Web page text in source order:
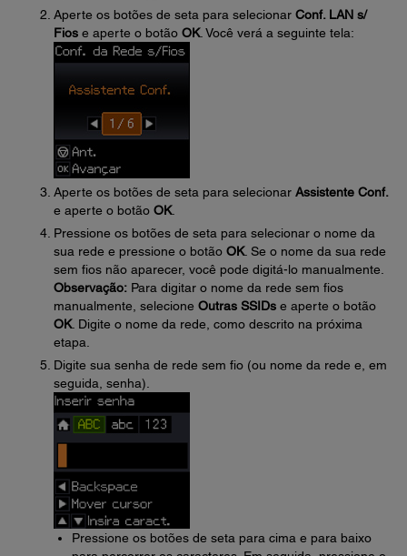
Aperte os botões de seta para selecionar Conf. LAN s/
Fios e aperte o botão OK. Você verá a seguinte tela:
Aperte os botões de seta para selecionar Assistente Conf.
e aperte o botão OK.
Pressione os botões de seta para selecionar o nome da
sua rede e pressione o botão OK. Se o nome da sua rede
sem fios não aparecer, você pode digitá-lo manualmente.
Observação: Para digitar o nome da rede sem fios
manualmente, selecione Outras SSIDs e aperte o botão
OK. Digite o nome da rede, como descrito na próxima
etapa.
Digite sua senha de rede sem fio (ou nome da rede e, em
seguida, senha).
Pressione os botões de seta para cima e para baixo